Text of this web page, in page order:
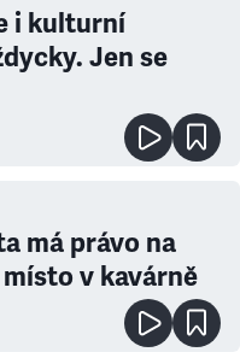
i kulturní
Jen se
má právo na
v kavárně